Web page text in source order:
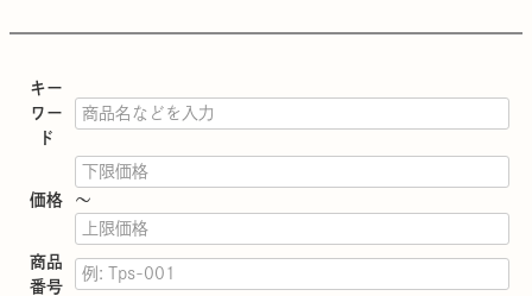
キー
ワー
ド
価格 〜
商品
番号